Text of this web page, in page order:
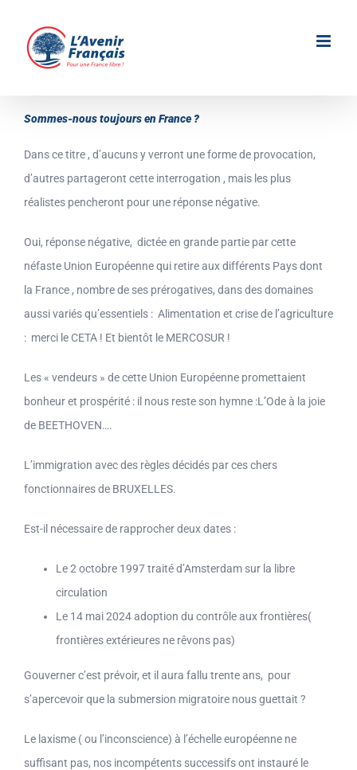
contenu
Sommes-nous toujours en France ?
Dans ce titre , d’aucuns y verront une forme de provocation,
d’autres partageront cette interrogation , mais les plus
réalistes pencheront pour une réponse négative.
Oui, réponse négative, dictée en grande partie par cette
néfaste Union Européenne qui retire aux différents Pays dont
la France , nombre de ses prérogatives, dans des domaines
aussi variés qu’essentiels : Alimentation et crise de l’agriculture
: merci le CETA ! Et bientôt le MERCOSUR !
Les « vendeurs » de cette Union Européenne promettaient
bonheur et prospérité : il nous reste son hymne :L’Ode à la joie
de BEETHOVEN….
L’immigration avec des règles décidés par ces chers
fonctionnaires de BRUXELLES.
Est-il nécessaire de rapprocher deux dates :
Le 2 octobre 1997 traité d’Amsterdam sur la libre
circulation
Le 14 mai 2024 adoption du contrôle aux frontières(
frontières extérieures ne rêvons pas)
Gouverner c’est prévoir, et il aura fallu trente ans, pour
s’apercevoir que la submersion migratoire nous guettait ?
Le laxisme ( ou l’inconscience) à l’échelle européenne ne
suffisant pas, nos incompétents successifs ont instauré le